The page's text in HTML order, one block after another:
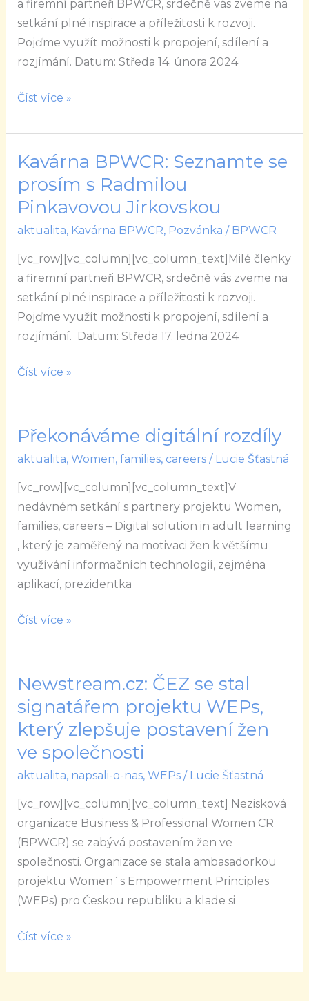
a firemní partneři BPWCR, srdečně vás zveme na
setkání plné inspirace a příležitosti k rozvoji.
Pojďme využít možnosti k propojení, sdílení a
rozjímání. Datum: Středa 14. února 2024
MAŠKOVOU
Číst více »
Kavárna BPWCR: Seznamte se
prosím s Radmilou
Pinkavovou Jirkovskou
aktualita, Kavárna BPWCR, Pozvánka / BPWCR
[vc_row][vc_column][vc_column_text]Milé členky
a firemní partneři BPWCR, srdečně vás zveme na
setkání plné inspirace a příležitosti k rozvoji.
Pojďme využít možnosti k propojení, sdílení a
rozjímání. Datum: Středa 17. ledna 2024
Kavárna
BPWCR:
Seznamte
se
prosím
s
Radmilou
Pinkavovou
Jirkovskou
Číst více »
Překonáváme digitální rozdíly
aktualita, Women, families, careers/ Lucie Šťastná
[vc_row][vc_column][vc_column_text]V
nedávném setkání s partnery projektu Women,
families, careers – Digital solution in adult learning
, který je zaměřený na motivaci žen k většímu
využívání informačních technologií, zejména
aplikací, prezidentka
Překonáváme
digitální
Číst více »
Newstream.cz: ČEZ se stal
signatářem projektu WEPs,
který zlepšuje postavení žen
ve společnosti
aktualita, napsali-o-nas, WEPs/ Lucie Šťastná
[vc_row][vc_column][vc_column_text] Nezisková
organizace Business & Professional Women CR
(BPWCR) se zabývá postavením žen ve
společnosti. Organizace se stala ambasadorkou
projektu Women´s Empowerment Principles
(WEPs) pro Českou republiku a klade si
Newstream.cz:
ČEZ
se
stal
signatářem
projektu
WEPs,
zlepšuje
postavení
ve
Číst více »